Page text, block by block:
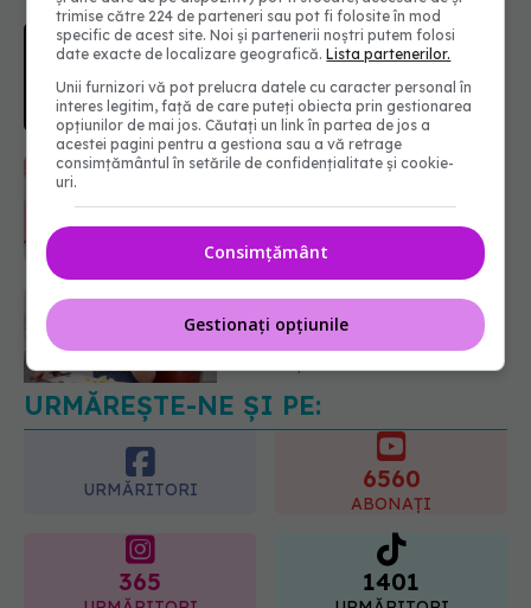
5 mituri despre menstruație pe care
să nu le mai crezi
08.08.2026, 13:00
Primele 1.000 de zile ar putea
întreaga viață
Trucul simplu care face pepenele
verde mult mai ușor de tăiat
URMĂREȘTE-NE ȘI PE:
URMĂRITORI 6560
365
URMĂRITORI
1401
URMĂRITORI
trimise către 224 de parteneri sau pot fi folosite în mod
specific de acest site. Noi și partenerii noștri putem folosi
date exacte de localizare geografică.Lista partenerilor.
Unii furnizori vă pot prelucra datele cu caracter personal în
interes legitim, față de care puteți obiecta prin gestionarea
opțiunilor de mai jos. Căutați un link în partea de jos a
acestei pagini pentru a gestiona sau a vă retrage
consimțământul în setările de confidențialitate și cookie-
uri.
Consimțământ
Gestionați opțiunile